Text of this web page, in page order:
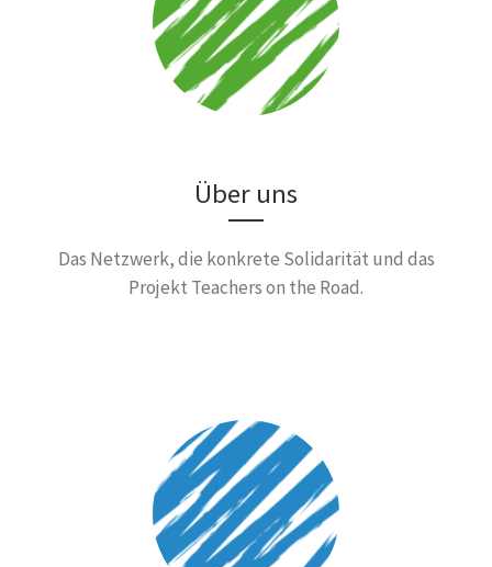
Über uns
Das Netzwerk, die konkrete Solidarität und das
Projekt Teachers on the Road.